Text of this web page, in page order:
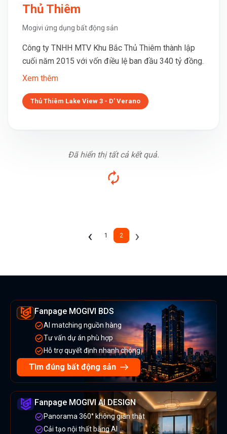
Thủ Thiêm
Mogivi ứng dụng bất động sản
Công ty TNHH MTV Khu Bắc Thủ Thiêm thành lập
cuối năm 2015 với vốn điều lệ ban đầu 340 tỷ đồng.
Xem thêm
Thủ Thiêm Lake View 3 - D’ Verano
Đã hiển thị tất cả kết quả.
‹Previous
1 2(current)
›
Fanpage MOGIVI BDS
AI matching nguồn hàng
Tư vấn dự án phù hợp
Hỗ trợ quyết định nhanh chóng
Tìm đúng bất động sản
Fanpage MOGIVI AI DESIGN
Panorama 360° không gian thật
Cải tạo nội thất bằng AI